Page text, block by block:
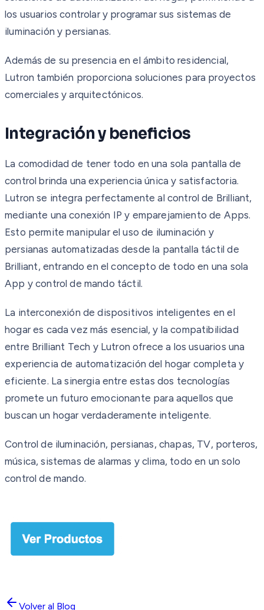
los usuarios controlar y programar sus sistemas de
iluminación y persianas.
Además de su presencia en el ámbito residencial,
Lutron también proporciona soluciones para proyectos
comerciales y arquitectónicos.
Integración y beneficios
La comodidad de tener todo en una sola pantalla de
control brinda una experiencia única y satisfactoria.
Lutron se integra perfectamente al control de Brilliant,
mediante una conexión IP y emparejamiento de Apps.
Esto permite manipular el uso de iluminación y
persianas automatizadas desde la pantalla táctil de
Brilliant, entrando en el concepto de todo en una sola
App y control de mando táctil.
La interconexión de dispositivos inteligentes en el
hogar es cada vez más esencial, y la compatibilidad
entre Brilliant Tech y Lutron ofrece a los usuarios una
experiencia de automatización del hogar completa y
eficiente. La sinergia entre estas dos tecnologías
promete un futuro emocionante para aquellos que
buscan un hogar verdaderamente inteligente.
Control de iluminación, persianas, chapas, TV, porteros,
música, sistemas de alarmas y clima, todo en un solo
control de mando.
Volver al Blog